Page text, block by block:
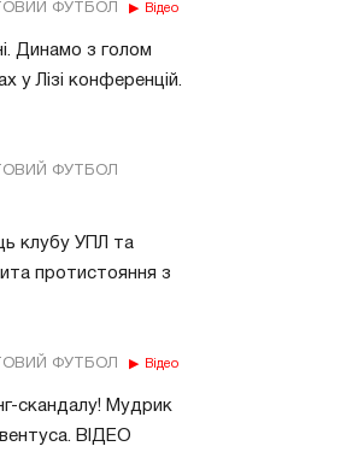
ФУТБОЛ Відео
Динамо з голом
у Лізі конференцій.
ФУТБОЛ
клубу УПЛ та
протистояння з
ФУТБОЛ Відео
скандалу! Мудрик
ВІДЕО